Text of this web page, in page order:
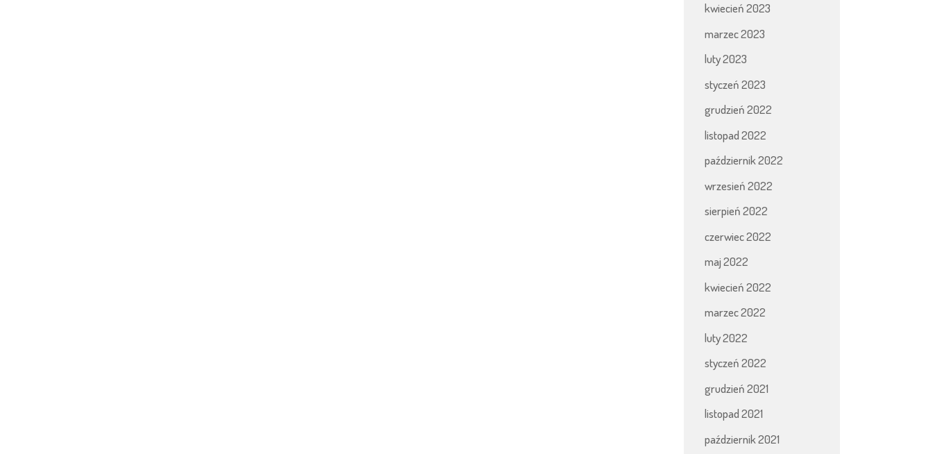
kwiecień 2023
marzec 2023
luty 2023
styczeń 2023
grudzień 2022
listopad 2022
październik 2022
wrzesień 2022
sierpień 2022
czerwiec 2022
maj 2022
kwiecień 2022
marzec 2022
luty 2022
styczeń 2022
grudzień 2021
listopad 2021
październik 2021